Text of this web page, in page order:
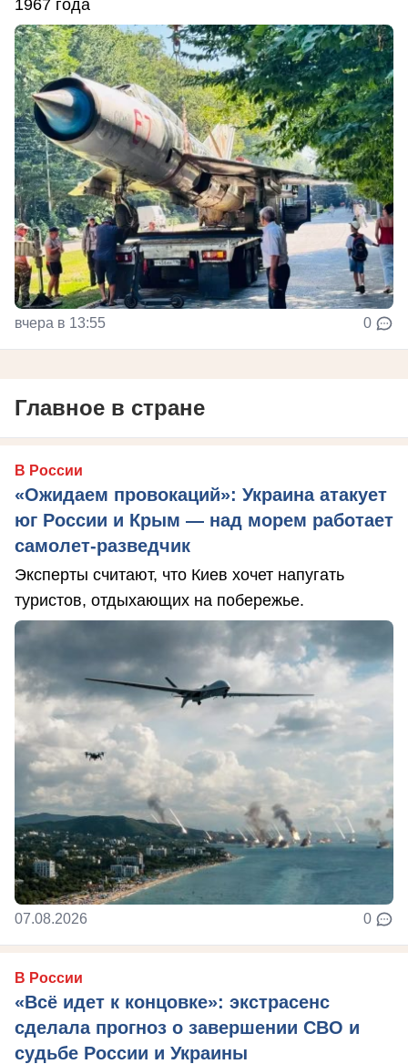
1967 года
вчера в 13:55 0
Главное в стране
В России
«Ожидаем провокаций»: Украина атакует
юг России и Крым — над морем работает
самолет-разведчик
Эксперты считают, что Киев хочет напугать
туристов, отдыхающих на побережье.
07.08.2026 0
В России
«Всё идет к концовке»: экстрасенс
сделала прогноз о завершении СВО и
судьбе России и Украины